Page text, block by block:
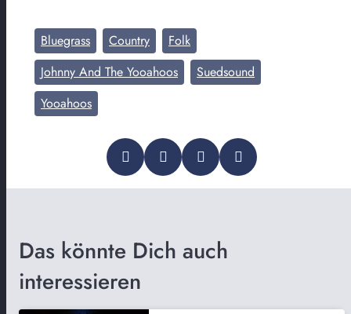
Bluegrass Country
Folk
Johnny And The Yooahoos
Suedsound
Yooahoos
Das könnte Dich auch
interessieren